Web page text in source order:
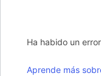
Ha habido un
Aprende más